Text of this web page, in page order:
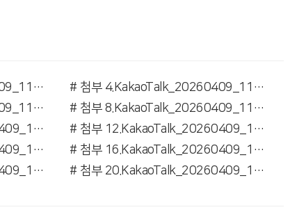
# 첨부 3.KakaoTalk_20260409_110716749_01 (1).jpg
# 첨부 4.KakaoTalk_20260409_110716749_02 (1).jpg
# 첨부 7.KakaoTalk_20260409_110716749_05 (1).jpg
# 첨부 8.KakaoTalk_20260409_110716749_06 (1).jpg
# 첨부 11.KakaoTalk_20260409_110716749_09 (1).jpg
# 첨부 12.KakaoTalk_20260409_110716749_10 (1).jpg
# 첨부 15.KakaoTalk_20260409_110716749_13.jpg
# 첨부 16.KakaoTalk_20260409_110716749_14 (1).jpg
# 첨부 19.KakaoTalk_20260409_110716749_17.jpg
# 첨부 20.KakaoTalk_20260409_110716749_18.jpg